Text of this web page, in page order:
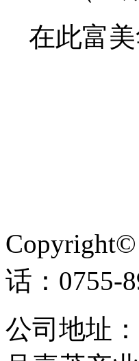
在此富
话：0755-
公司地址